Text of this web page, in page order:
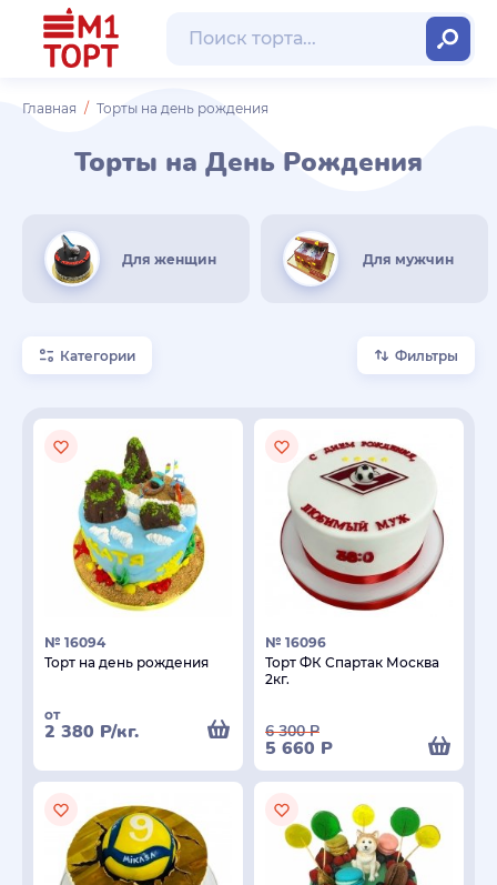
Главная Торты на день рождения
Торты на День Рождения
Для женщин Для мужчин
Категории Фильтры
№ 16094
Торт на день рождения
от
2 380 Р/кг.
№ 16096
Торт ФК Спартак Москва
2кг.
6 300Р
5 660 Р